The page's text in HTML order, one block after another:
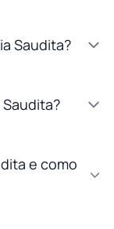
Saudita?
e como